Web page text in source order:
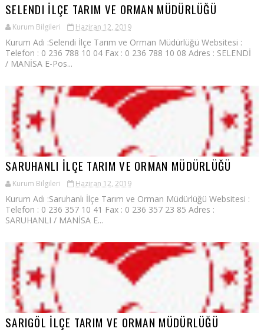
SELENDI İLÇE TARIM VE ORMAN MÜDÜRLÜĞÜ
Kurum Bilgileri Haziran 12, 2019
Kurum Adı :Selendi İlçe Tarım ve Orman Müdürlüğü Websitesi :
Telefon : 0 236 788 10 04 Fax : 0 236 788 10 08 Adres : SELENDİ
/ MANİSA E-Pos...
SARUHANLI İLÇE TARIM VE ORMAN MÜDÜRLÜĞÜ
Kurum Bilgileri Haziran 12, 2019
Kurum Adı :Saruhanlı İlçe Tarım ve Orman Müdürlüğü Websitesi :
Telefon : 0 236 357 10 41 Fax : 0 236 357 23 85 Adres :
SARUHANLI / MANİSA E...
SARIGÖL İLÇE TARIM VE ORMAN MÜDÜRLÜĞÜ